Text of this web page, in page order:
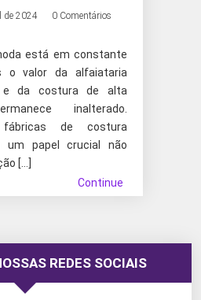
de 2024
0 Comentários
está em constante
o valor da alfaiataria
e da costura de alta
inalterado.
de costura
um papel crucial não
[…]
Continue
REDES SOCIAIS